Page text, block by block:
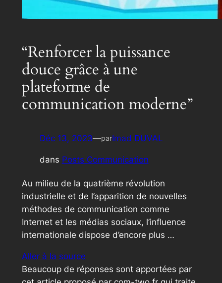
“Renforcer la puissance
douce grâce à une
plateforme de
communication moderne”
Déc 13, 2023—parImad DUVAL
dans Posts Communication
Au milieu de la quatrième révolution
industrielle et de l’apparition de nouvelles
méthodes de communication comme
Internet et les médias sociaux, l’influence
internationale dispose d’encore plus …
Aller à la source
Beaucoup de réponses sont apportées par